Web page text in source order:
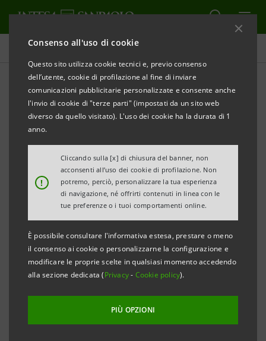
Consenso all'uso di cookie
Questo sito utilizza cookie tecnici e, previo consenso
dell’utente, cookie di profilazione al fine di inviare
comunicazioni pubblicitarie personalizzate e consente anche
l'invio di cookie di "terze parti" (impostati da un sito web
diverso da quello visitato). L'uso dei cookie ha la durata di 1
anno.
!
Cliccando sulla [x] di chiusura del banner, non
acconsenti all’uso dei cookie di profilazione. Non
potremo, perciò, personalizzare la tua esperienza
di navigazione, né offrirti contenuti in linea con le
tue preferenze o i tuoi comportamenti online.
È possibile consultare l'informativa estesa, prestare o meno
il consenso ai cookie o personalizzarne la configurazione e
modificare le proprie scelte in qualsiasi momento accedendo
alla sezione dedicata (Privacy- Cookie policy).
PIÙ OPZIONI
Tutti i progetti
SOCIALE
Cometa Como: progetti di
inclusione sociale e
educativa